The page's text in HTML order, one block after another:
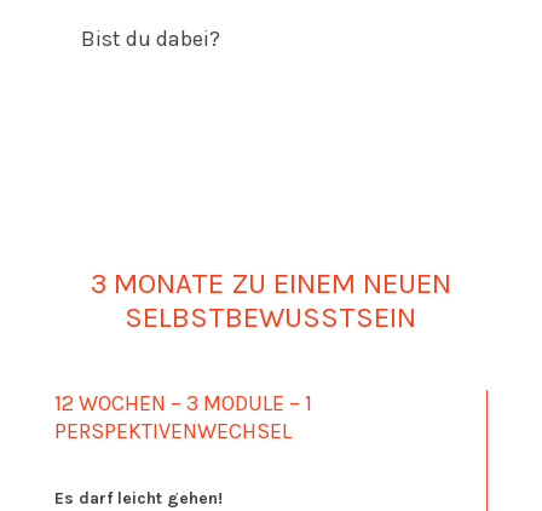
Bist du dabei?
3 MONATE ZU EINEM NEUEN
SELBSTBEWUSSTSEIN
12 WOCHEN – 3 MODULE – 1
PERSPEKTIVENWECHSEL
Es darf leicht gehen!